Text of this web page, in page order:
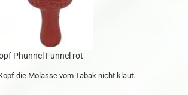
Phunnel Funnel rot
die Molasse vom Tabak nicht klaut.